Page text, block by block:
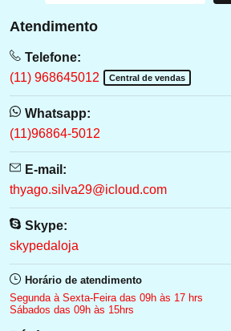
Atendimento
Telefone:
(11) 968645012
Central de vendas
Whatsapp:
(11)96864-5012
E-mail:
thyago.silva29@icloud.com
Skype:
skypedaloja
Horário de atendimento
Segunda à Sexta-Feira das 09h às 17 hrs
Sábados das 09h às 15hrs